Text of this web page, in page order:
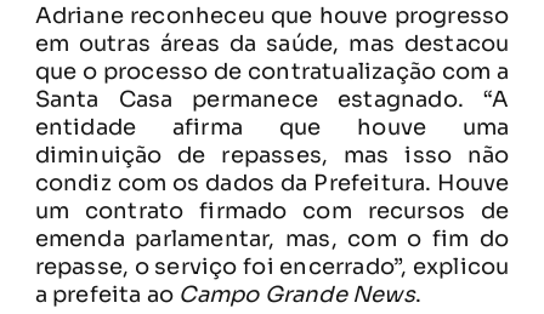
Adriane reconheceu que houve progresso
em outras áreas da saúde, mas destacou
que o processo de contratualização com a
Santa Casa permanece estagnado. “A
entidade afirma que houve uma
diminuição de repasses, mas isso não
condiz com os dados da Prefeitura. Houve
um contrato firmado com recursos de
emenda parlamentar, mas, com o fim do
repasse, o serviço foi encerrado”, explicou
a prefeita ao Campo Grande News.